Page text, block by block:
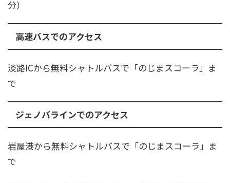
分）
高速バスでのアクセス
淡路ICから無料シャトルバスで「のじまスコーラ」ま
で
ジェノバラインでのアクセス
​岩屋港から無料シャトルバスで「のじまスコーラ」ま
で